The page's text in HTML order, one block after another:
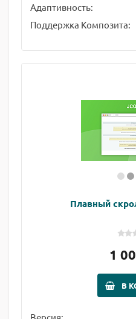
Адаптивность:
Поддержка Композита:
Плавный
1
В